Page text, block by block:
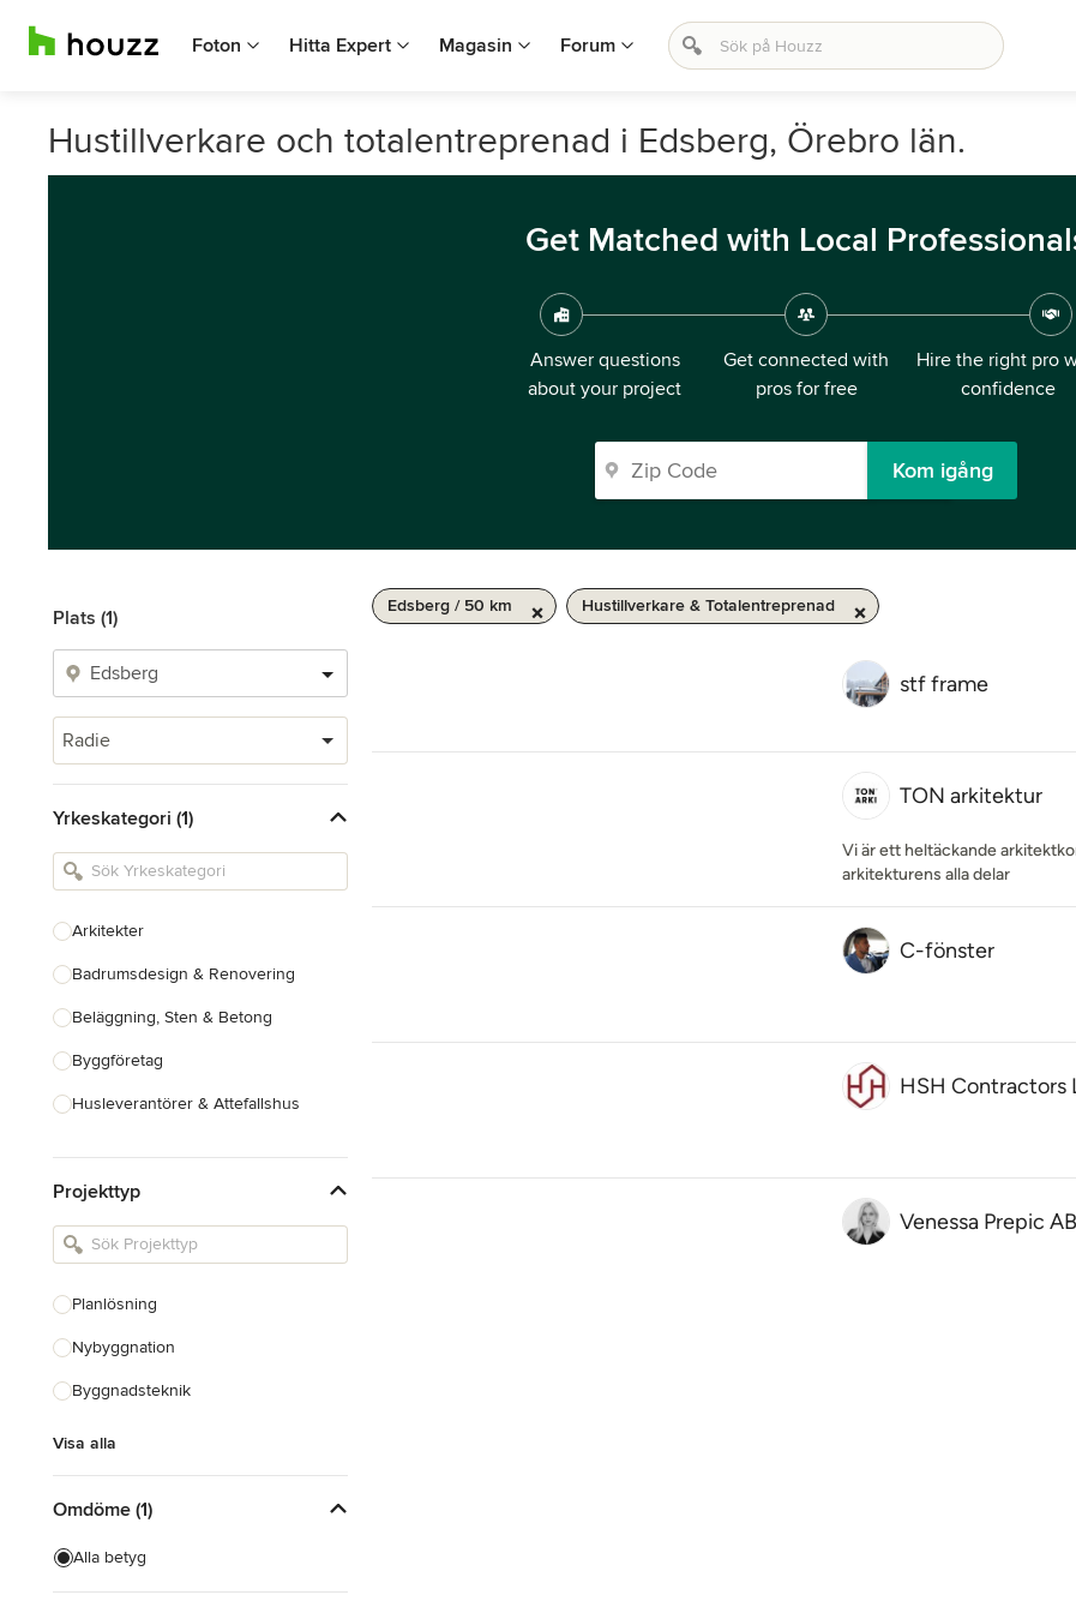
Foton Hitta Expert Magasin Forum
Hustillverkare och totalentreprenad i Edsberg, Örebro län.
Get Matched with Local
Answer questions
about your project
Get connected with
pros for free
Hire the right pro
confidence
Kom igång
Plats (1)
Radie
Yrkeskategori (1)
Arkitekter
Badrumsdesign & Renovering
Beläggning, Sten & Betong
Byggföretag
Husleverantörer & Attefallshus
Inredningsarkitekter & Inredare
Kakel, Sten & Bänkskivor
Landskapsarkitekter &
Trädgårdsdesigner
Visa alla
Projekttyp
Planlösning
Nybyggnation
Byggnadsteknik
Visa alla
Omdöme (1)
Alla betyg
Edsberg / 50 km Hustillverkare & Totalentreprenad
stf frame
TON arkitektur
Vi är ett heltäckande
arkitekturens alla delar
C-fönster
HSH Contractors
Venessa Prepic AB